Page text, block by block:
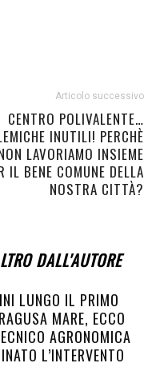
Articolo successivo
CENTRO POLIVALENTE…
INUTILI! PERCHÈ
LAVORIAMO INSIEME
IL BENE COMUNE DELLA
NOSTRA CITTÀ?
DALL'AUTORE
LUNGO IL PRIMO
MARE, ECCO
AGRONOMICA
L’INTERVENTO